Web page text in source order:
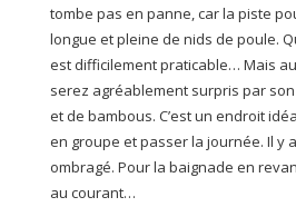
tombe pas en panne, car la piste
longue et pleine de nids de poule.
est difficilement praticable… Mais
serez agréablement surpris par
et de bambous. C’est un endroit
en groupe et passer la journée. Il y
ombragé. Pour la baignade en
au courant…